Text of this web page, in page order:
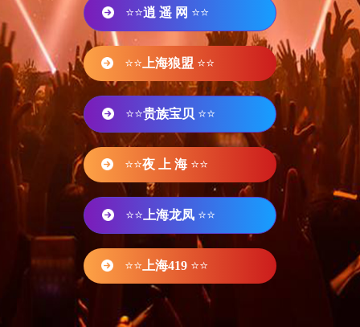
⭐⭐逍 遥 网 ⭐⭐
⭐⭐ 上海狼盟 ⭐⭐
⭐⭐贵族宝贝 ⭐⭐
⭐⭐夜 上 海 ⭐⭐
⭐⭐ 上海龙凤 ⭐⭐
⭐⭐ 上海419 ⭐⭐